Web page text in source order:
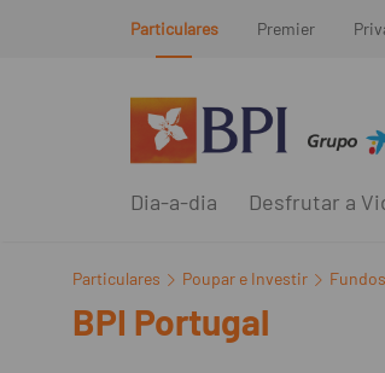
Particulares Premier
Dia-a-dia Desfrutar a
Particulares Poupar e Investir
BPI Portugal